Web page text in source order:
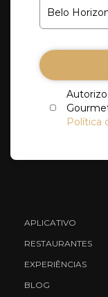
Política
APLICATIVO
RESTAURANTES
EXPERIÊNCIAS
BLOG